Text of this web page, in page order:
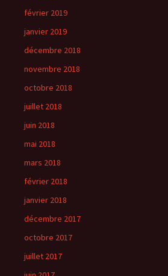
février 2019
janvier 2019
décembre 2018
novembre 2018
octobre 2018
juillet 2018
juin 2018
mai 2018
mars 2018
février 2018
janvier 2018
décembre 2017
octobre 2017
juillet 2017